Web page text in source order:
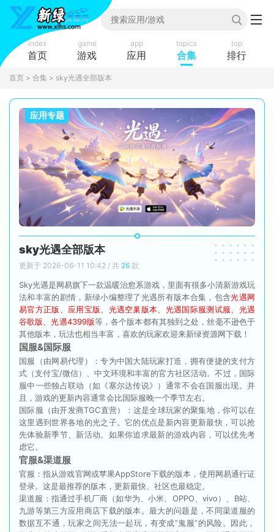
index
首页
game
游戏
app
应用
topics
合集
top
排行
首页 > 合集 > sky光遇全部版本
应用专题
sky光遇全部版本
更新于 2026-06-11 10:42 / 共 26 款
Sky光遇是网易旗下一款温暖治愈系游戏，里面有很多小清新游戏玩
法和丰富的剧情，新绿小编整理了光遇所有版本合集，包含光遇网
易官方正版、应用宝版、光遇空巢版本、光遇国际服测试服、光遇
谷歌版、光遇4399版等，各个版本都有其独到之处，丝毫不逊色于
其他版本，玩法也相当丰富，喜欢的玩家欢迎来新绿资源网下载！
国服&国际服
国服（由网易代理）：专为中国大陆玩家打造，拥有便捷的支付方
式（支付宝/微信）、中文环境和丰富的官方社区活动。不过，国际
服中一些独占联动（如《塞尔达传说》）通常不会在国服出现。并
且，游戏的更新内容通常会比国际服晚一个季节左右。
国际服（由开发商TGC直营）：这是全球玩家的聚集地，你可以在
这里遇到世界各地的光之子。它的优点是新内容更新最快，可以抢
先体验新季节、新活动。如果你追求最新的游戏内容，可以优先考
虑它。
官服&渠道服
官服：指从游戏官网或苹果AppStore下载的版本，使用网易通行证
登录。这是最推荐的版本，更新最快、社区也最稳定。
渠道服：指通过手机厂商（如华为、小米、OPPO、vivo）、B站、
九游等第三方应用商店下载的版本。最大的问题是，不同渠道服的
数据互不通，玩家之间无法一起玩，有变成“鬼服”的风险。因此，